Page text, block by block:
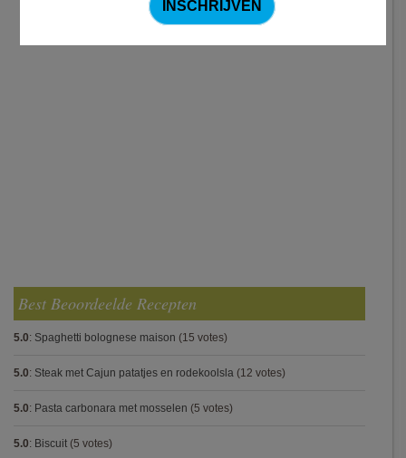
Best Beoordeelde Recepten
5.0: Spaghetti bolognese maison (15 votes)
5.0: Steak met Cajun patatjes en rodekoolsla (12 votes)
5.0: Pasta carbonara met mosselen (5 votes)
5.0: Biscuit (5 votes)